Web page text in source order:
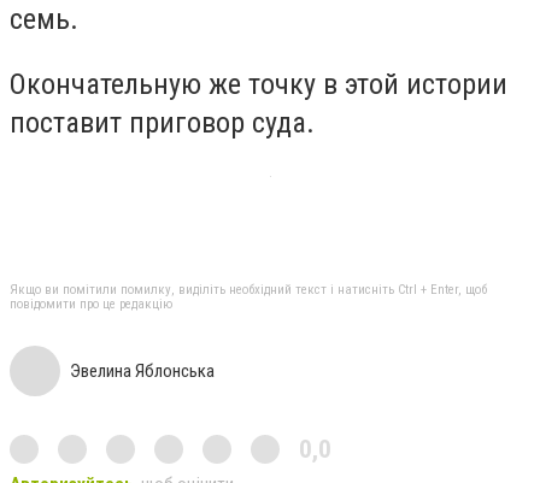
семь.
Окончательную же точку в этой истории
поставит приговор суда.
Якщо ви помітили помилку, виділіть необхідний текст і натисніть Ctrl + Enter, щоб
повідомити про це редакцію
Эвелина Яблонська
0,0